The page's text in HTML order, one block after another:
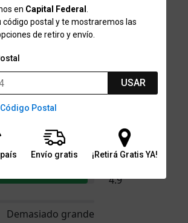
en Capital Federal
código postal y te mostraremos las
de retiro y envío.
USAR
Postal
Envío gratis ¡Retirá Gratis YA!
0
5.0
4.9
Demasiado grande